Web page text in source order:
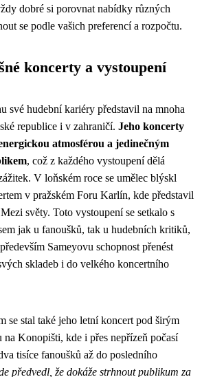
dobré si porovnat nabídky různých
se podle vašich preferencí a rozpočtu.
koncerty a vystoupení
své hudební kariéry představil na mnoha
republice i v zahraničí. Jeho koncerty
atmosférou a jedinečným
, což z každého vystoupení dělá
V loňském roce se umělec blýskl
v pražském Foru Karlín, kde představil
světy. Toto vystoupení se setkalo s
jak u fanoušků, tak u hudebních kritiků,
Sameyovu schopnost přenést
skladeb i do velkého koncertního
se stal také jeho letní koncert pod širým
na Konopišti, kde i přes nepřízeň počasí
tisíce fanoušků až do posledního
předvedl, že dokáže strhnout publikum za